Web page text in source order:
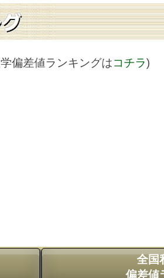
偏差値ランキングはコチラ)
全国
偏差値